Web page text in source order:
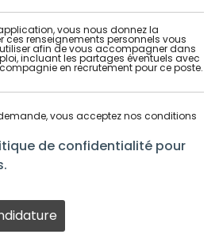
vous nous donnez la
ces renseignements personnels vous
afin de vous accompagner dans
incluant les partages éventuels avec
en recrutement pour ce poste.
vous acceptez nos conditions
de confidentialité pour